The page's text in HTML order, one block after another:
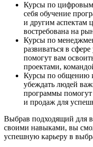
Курсы по
себя обучение
и другим аспектам
востребована на
Курсы по
развиваться в
помогут вам
проектами,
Курсы по общению
убеждать людей
программы
и продаж для
Выбрав подходящий для
своими навыками, вы
успешную карьеру в